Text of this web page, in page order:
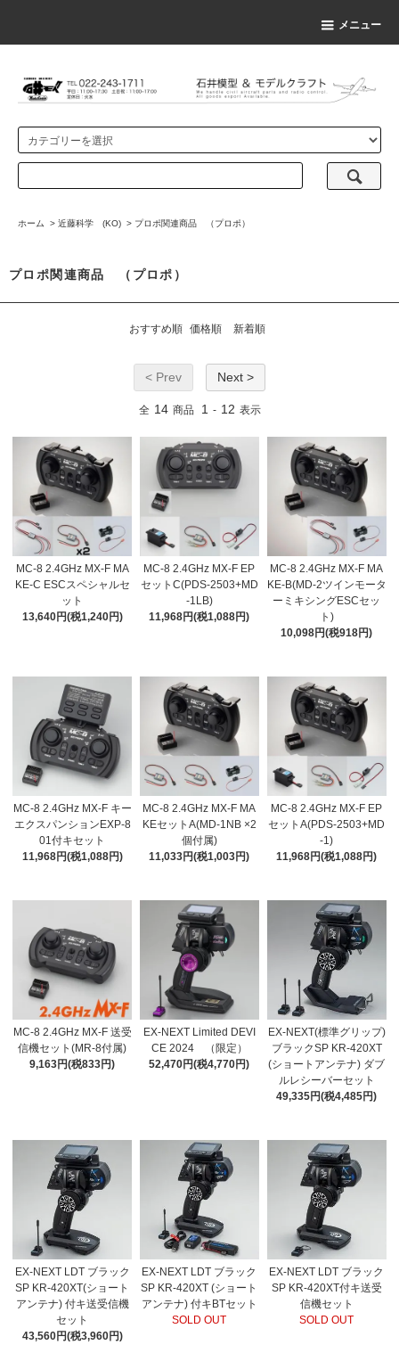
メニュー
ホーム > 近藤科学 (KO) > プロポ関連商品 （プロポ）
プロポ関連商品 （プロポ）
おすすめ順 価格順 新着順
< Prev Next >
全 14 商品 1 - 12 表示
MC-8 2.4GHz MX-F MA
KE-C ESCスペシャルセ
ット
13,640円(税1,240円)
MC-8 2.4GHz MX-F EP
セットC(PDS-2503+MD
-1LB)
11,968円(税1,088円)
MC-8 2.4GHz MX-F MA
KE-B(MD-2ツインモータ
ーミキシングESCセッ
ト)
10,098円(税918円)
MC-8 2.4GHz MX-F キー
エクスパンションEXP-8
01付キセット
11,968円(税1,088円)
MC-8 2.4GHz MX-F MA
KEセットA(MD-1NB ×2
個付属)
11,033円(税1,003円)
MC-8 2.4GHz MX-F EP
セットA(PDS-2503+MD
-1)
11,968円(税1,088円)
MC-8 2.4GHz MX-F 送受
信機セット(MR-8付属)
9,163円(税833円)
EX-NEXT Limited DEVI
CE 2024 （限定）
52,470円(税4,770円)
EX-NEXT(標準グリップ)
ブラックSP KR-420XT
(ショートアンテナ) ダブ
ルレシーバーセット
49,335円(税4,485円)
EX-NEXT LDT ブラック
SP KR-420XT(ショート
アンテナ) 付キ送受信機
セット
43,560円(税3,960円)
EX-NEXT LDT ブラック
SP KR-420XT (ショート
アンテナ) 付キBTセット
SOLD OUT
EX-NEXT LDT ブラック
SP KR-420XT付キ送受
信機セット
SOLD OUT